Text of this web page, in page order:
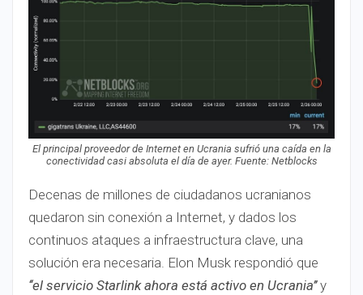
El principal proveedor de Internet en Ucrania sufrió una caída en la
conectividad casi absoluta el día de ayer. Fuente: Netblocks
Decenas de millones de ciudadanos ucranianos
quedaron sin conexión a Internet, y dados los
continuos ataques a infraestructura clave, una
solución era necesaria. Elon Musk respondió que
‘‘el servicio Starlink ahora está activo en Ucrania’’y